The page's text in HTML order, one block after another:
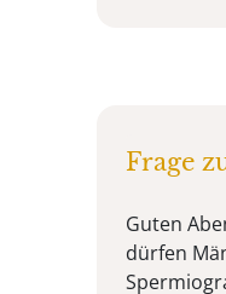
Frage
Guten
dürfen